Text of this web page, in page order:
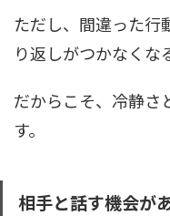
ただし、間違った行
り返しがつかなくな
だからこそ、冷静さ
す。
相手と話す機会が